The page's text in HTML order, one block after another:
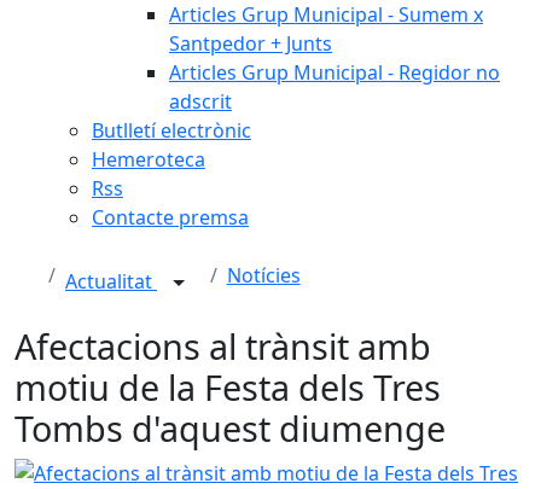
Articles Grup Municipal - Sumem x
Santpedor + Junts
Articles Grup Municipal - Regidor no
adscrit
Butlletí electrònic
Hemeroteca
Rss
Contacte premsa
Actualitat Notícies
Afectacions al trànsit amb
motiu de la Festa dels Tres
Tombs d'aquest diumenge
Afectacions al trànsit amb motiu de la Festa dels Tres